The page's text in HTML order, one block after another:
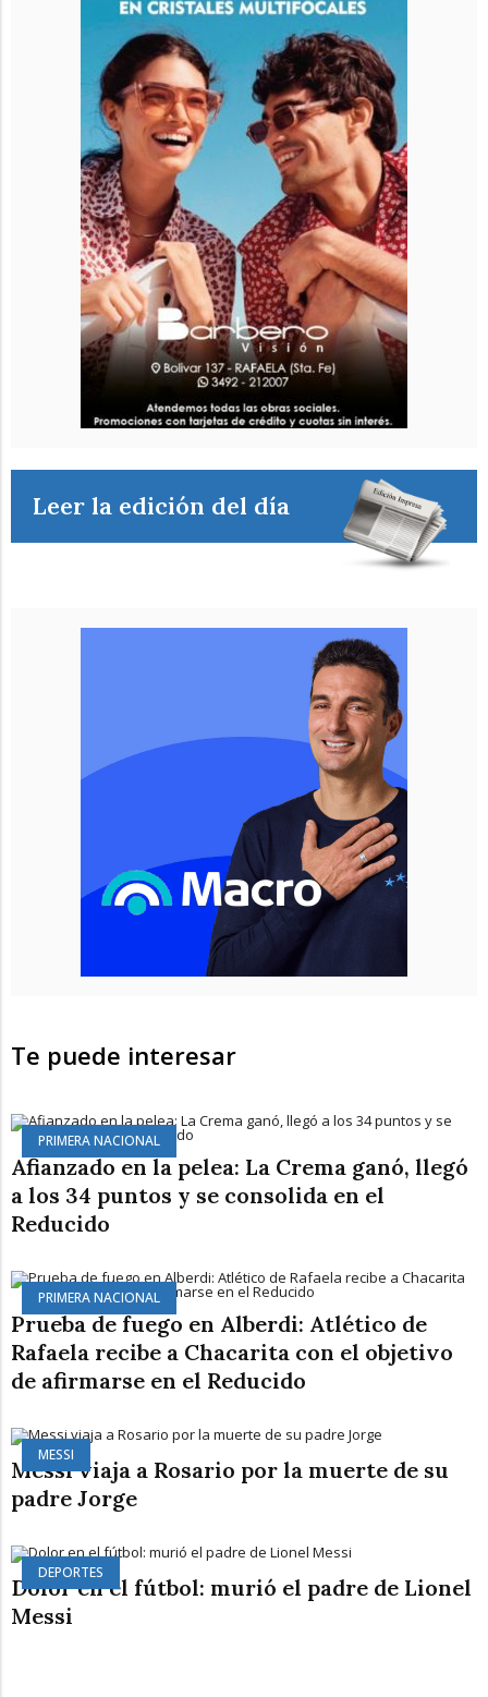
Leer la edición del día
Te puede interesar
PRIMERA NACIONAL
Afianzado en la pelea: La Crema ganó, llegó
a los 34 puntos y se consolida en el
Reducido
PRIMERA NACIONAL
Prueba de fuego en Alberdi: Atlético de
Rafaela recibe a Chacarita con el objetivo
de afirmarse en el Reducido
MESSI
Messi viaja a Rosario por la muerte de su
padre Jorge
DEPORTES
Dolor en el fútbol: murió el padre de Lionel
Messi